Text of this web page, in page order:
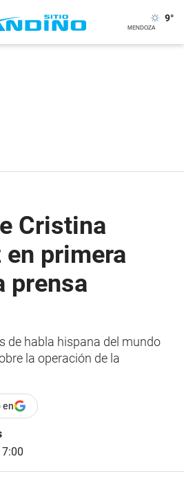
9°
Cristina
en primera
prensa
de habla hispana del mundo
la operación de la
en